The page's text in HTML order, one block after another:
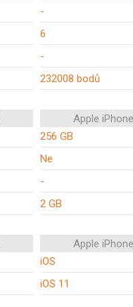
-
6
-
232008 bodů
Apple
256 GB
Ne
-
2 GB
Apple
iOS
iOS 11